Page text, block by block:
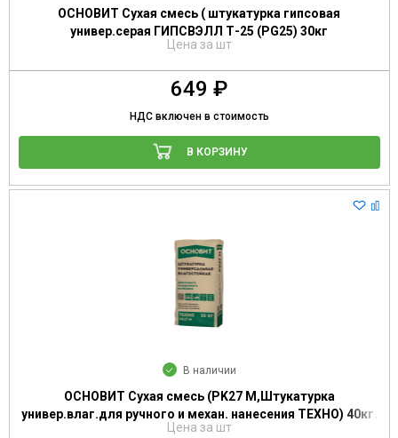
ОСНОВИТ Сухая смесь ( штукатурка гипсовая
универ.серая ГИПСВЭЛЛ Т-25 (PG25) 30кг
Цена за шт
649 ₽
НДС включен в стоимость
В КОРЗИНУ
В наличии
ОСНОВИТ Сухая смесь (PK27 M,Штукатурка
универ.влаг.для ручного и механ. нанесения ТЕХНО) 40кг.
Цена за шт